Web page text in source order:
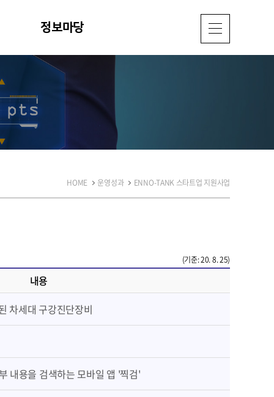
정보마당
HOME 운영성과 ENNO-TANK 스타트업 지원사업
(기준: 20. 8. 25)
내용
차세대 구강진단장비
내용을 검색하는 모바일 앱 '찍검'